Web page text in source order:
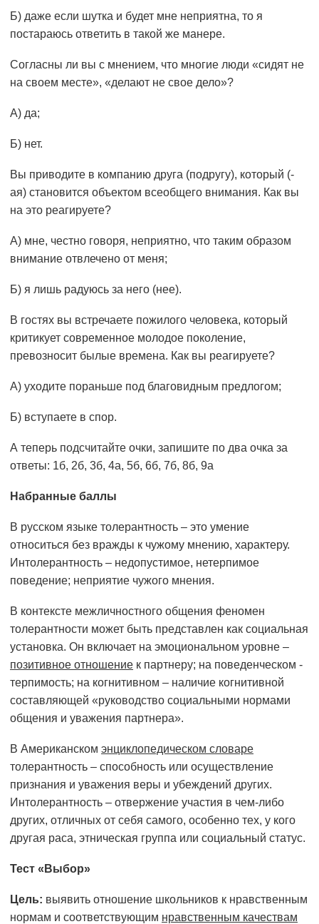
Б) даже если шутка и будет мне неприятна, то я
постараюсь ответить в такой же манере.
Согласны ли вы с мнением, что многие люди «сидят не
на своем месте», «делают не свое дело»?
А) да;
Б) нет.
Вы приводите в компанию друга (подругу), который (-
ая) становится объектом всеобщего внимания. Как вы
на это реагируете?
А) мне, честно говоря, неприятно, что таким образом
внимание отвлечено от меня;
Б) я лишь радуюсь за него (нее).
В гостях вы встречаете пожилого человека, который
критикует современное молодое поколение,
превозносит былые времена. Как вы реагируете?
А) уходите пораньше под благовидным предлогом;
Б) вступаете в спор.
А теперь подсчитайте очки, запишите по два очка за
ответы: 1б, 2б, 3б, 4а, 5б, 6б, 7б, 8б, 9а
Набранные баллы
В русском языке толерантность – это умение
относиться без вражды к чужому мнению, характеру.
Интолерантность – недопустимое, нетерпимое
поведение; неприятие чужого мнения.
В контексте межличностного общения феномен
толерантности может быть представлен как социальная
установка. Он включает на эмоциональном уровне –
позитивное отношение к партнеру; на поведенческом -
терпимость; на когнитивном – наличие когнитивной
составляющей «руководство социальными нормами
общения и уважения партнера».
В Американском энциклопедическом словаре
толерантность – способность или осуществление
признания и уважения веры и убеждений других.
Интолерантность – отвержение участия в чем-либо
других, отличных от себя самого, особенно тех, у кого
другая раса, этническая группа или социальный статус.
Тест «Выбор»
Цель: выявить отношение школьников к нравственным
нормам и соответствующим нравственным качествам